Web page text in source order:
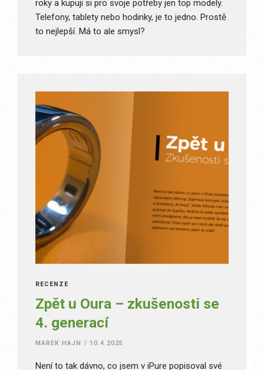
roky a kupuji si pro svoje potřeby jen top modely.
Telefony, tablety nebo hodinky, je to jedno. Prostě
to nejlepší. Má to ale smysl?
RECENZE
Zpět u Oura – zkušenosti se
4. generací
MAREK HAJN / 10.4.2025
Není to tak dávno, co jsem v iPure popisoval své